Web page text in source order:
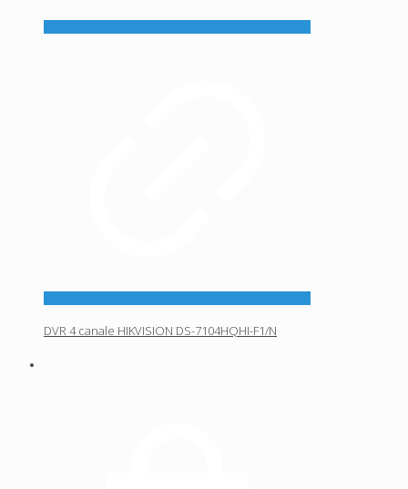
DVR 4 canale HIKVISION DS-7104HQHI-F1/N